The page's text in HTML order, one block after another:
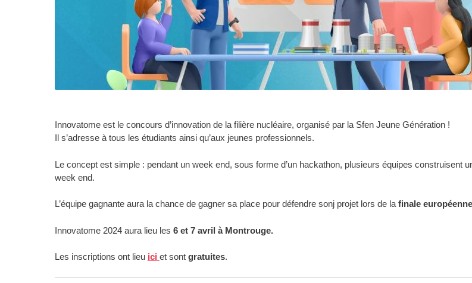
Innovatome est le concours d’innovation de la filière nucléaire, organisé par la Sfen Jeune Génération !
Il s’adresse à tous les étudiants ainsi qu’aux jeunes professionnels.
Le concept est simple : pendant un week end, sous forme d’un hackathon, plusieurs équipes construisent
week end.
L’équipe gagnante aura la chance de gagner sa place pour défendre sonj projet lors de la finale
Innovatome 2024 aura lieu les 6 et 7 avril à Montrouge.
Les inscriptions ont lieu ici et sont gratuites.